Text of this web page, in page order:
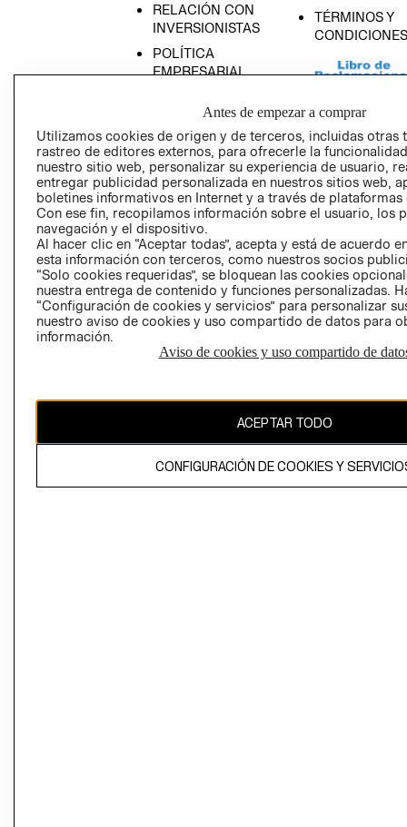
RELACIÓN CON
INVERSIONISTAS
POLÍTICA
EMPRESARIAL
TÉRMINOS Y
CONDICIONES
AVISO DE
PRIVACIDAD
GIFT CARD
El contenido de esta página web está protegido por copyright y es
Antes de empezar a comprar
Utilizamos cookies de origen y de terceros, incluidas otras
rastreo de editores externos, para ofrecerle la
nuestro sitio web, personalizar su experiencia de usuario,
entregar publicidad personalizada en nuestros sitios web,
boletines informativos en Internet y a través de plataformas
Con ese fin, recopilamos información sobre el usuario, los
navegación y el dispositivo.
Al hacer clic en “Aceptar todas”, acepta y está de acuerdo
esta información con terceros, como nuestros socios
“Solo cookies requeridas”, se bloquean las cookies
nuestra entrega de contenido y funciones personalizadas.
“Configuración de cookies y servicios” para personalizar
nuestro aviso de cookies y uso compartido de datos para
información.
Aviso de cookies y uso compartido de
ACEPTAR TODO
CONFIGURACIÓN DE COOKIES Y